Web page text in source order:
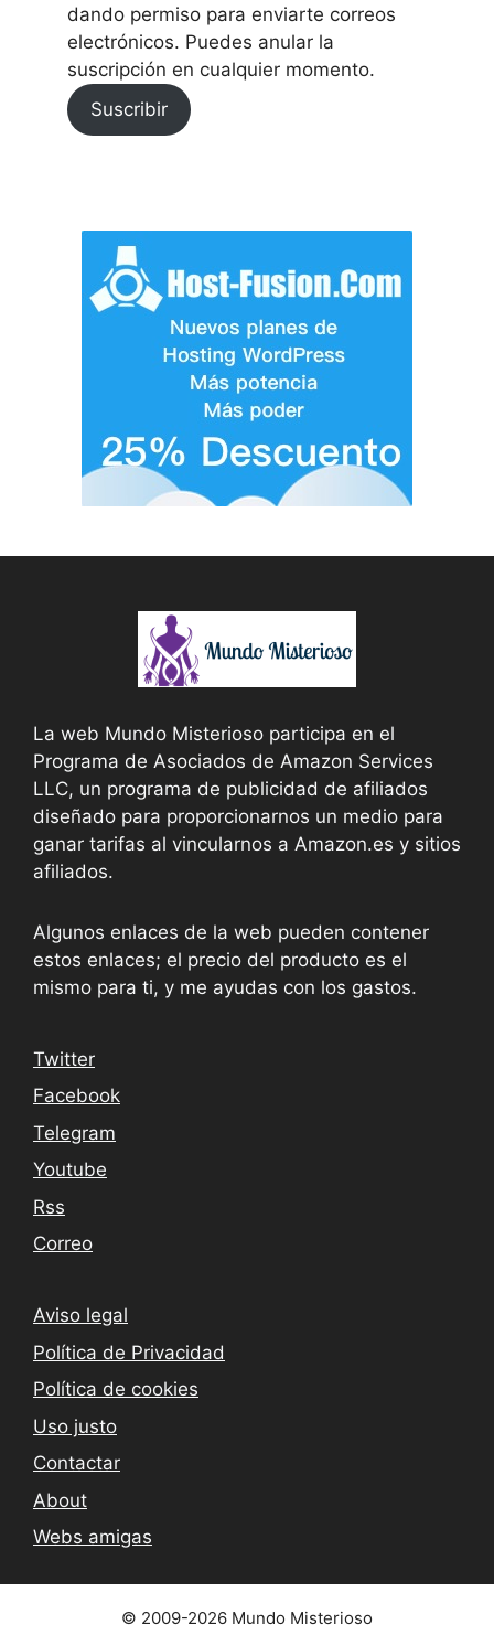
dando permiso para enviarte correos
electrónicos. Puedes anular la
suscripción en cualquier momento.
Suscribir
La web Mundo Misterioso participa en el
Programa de Asociados de Amazon Services
LLC, un programa de publicidad de afiliados
diseñado para proporcionarnos un medio para
ganar tarifas al vincularnos a Amazon.es y sitios
afiliados.
Algunos enlaces de la web pueden contener
estos enlaces; el precio del producto es el
mismo para ti, y me ayudas con los gastos.
Twitter
Facebook
Telegram
Youtube
Rss
Correo
Aviso legal
Política de Privacidad
Política de cookies
Uso justo
Contactar
About
Webs amigas
© 2009-2026 Mundo Misterioso